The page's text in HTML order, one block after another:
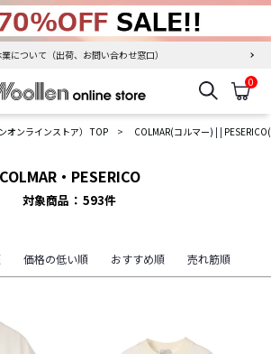
について（出荷、お問い合わせ窓口）
woollen online store
検索 カ
0
オンラインストア） TOP COLMAR(コルマー) | |
COLMAR・PESERICO
対象商品 593件
価格の低い順 おすすめ順 売れ筋順